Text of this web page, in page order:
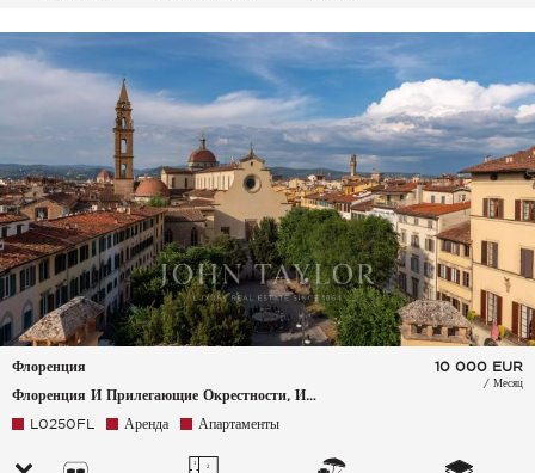
воздуха
Флоренция
Флоренция И Прилегающие Окрестности, Италия
10 000 EUR
/ Месяц
L0250FL Аренда Апартаменты